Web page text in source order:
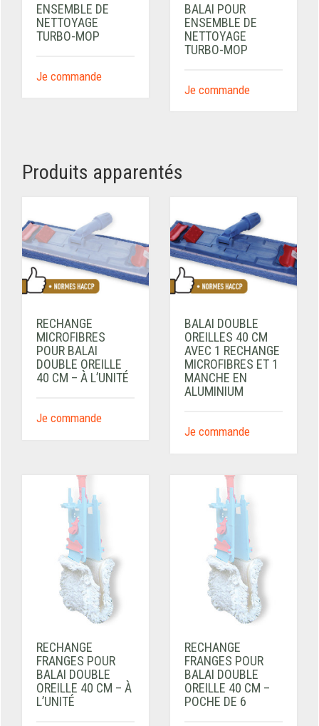
ENSEMBLE DE
NETTOYAGE
TURBO-MOP
Je commande
BALAI POUR
ENSEMBLE DE
NETTOYAGE
TURBO-MOP
Je commande
Produits apparentés
RECHANGE
MICROFIBRES
POUR BALAI
DOUBLE OREILLE
40 CM – À L’UNITÉ
Je commande
BALAI DOUBLE
OREILLES 40 CM
AVEC 1 RECHANGE
MICROFIBRES ET 1
MANCHE EN
ALUMINIUM
Je commande
RECHANGE
FRANGES POUR
BALAI DOUBLE
OREILLE 40 CM – À
L’UNITÉ
RECHANGE
FRANGES POUR
BALAI DOUBLE
OREILLE 40 CM –
POCHE DE 6